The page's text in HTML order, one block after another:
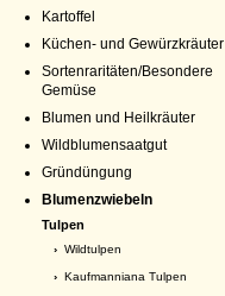
Kartoffel
Küchen- und Gewürzkräuter
Sortenraritäten/Besondere
Gemüse
Blumen und Heilkräuter
Wildblumensaatgut
Gründüngung
Blumenzwiebeln
Tulpen
› Wildtulpen
› Kaufmanniana Tulpen